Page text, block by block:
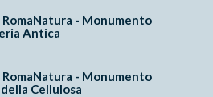
- Monumento
Antica
- Monumento
Cellulosa